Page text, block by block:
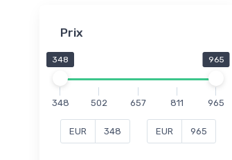
Prix
348 965
348 502 657 811 965
EUR EUR